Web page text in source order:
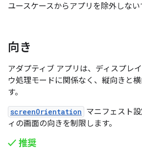
ユースケースからアプリを除外しない
向き
アダプティブ アプリは、ディスプレ
ウ処理モードに関係なく、縦向きと
す。
screenOrientation マニフェスト
ィの画面の向きを制限します。
✓ 推奨